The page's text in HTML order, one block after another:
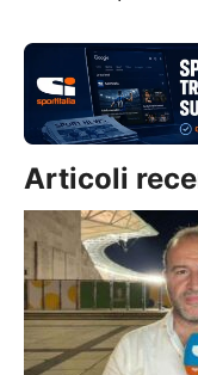
Articoli